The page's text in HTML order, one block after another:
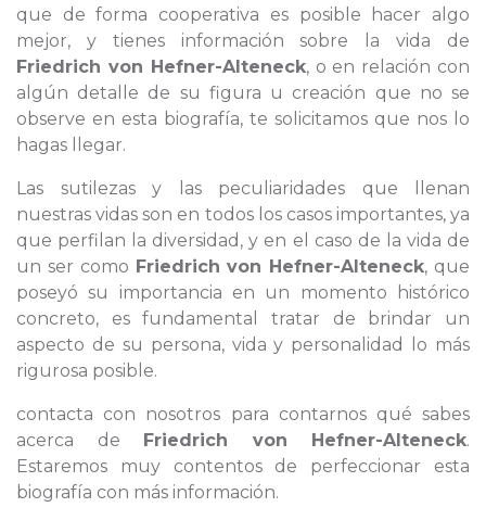
que de forma cooperativa es posible hacer algo
mejor, y tienes información sobre la vida de
Friedrich von Hefner-Alteneck, o en relación con
algún detalle de su figura u creación que no se
observe en esta biografía, te solicitamos que nos lo
hagas llegar.
Las sutilezas y las peculiaridades que llenan
nuestras vidas son en todos los casos importantes, ya
que perfilan la diversidad, y en el caso de la vida de
un ser como Friedrich von Hefner-Alteneck, que
poseyó su importancia en un momento histórico
concreto, es fundamental tratar de brindar un
aspecto de su persona, vida y personalidad lo más
rigurosa posible.
contacta con nosotros para contarnos qué sabes
acerca de Friedrich von Hefner-Alteneck.
Estaremos muy contentos de perfeccionar esta
biografía con más información.